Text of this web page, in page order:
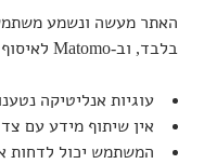
האתר מעשה ונשמע
בלבד, וב‑Matomo לאיסוף מידע סטטיסטי על מבקרים.
עוגיות אנליטיקה
אין שיתוף מידע עם
המשתמש יכול לדחות